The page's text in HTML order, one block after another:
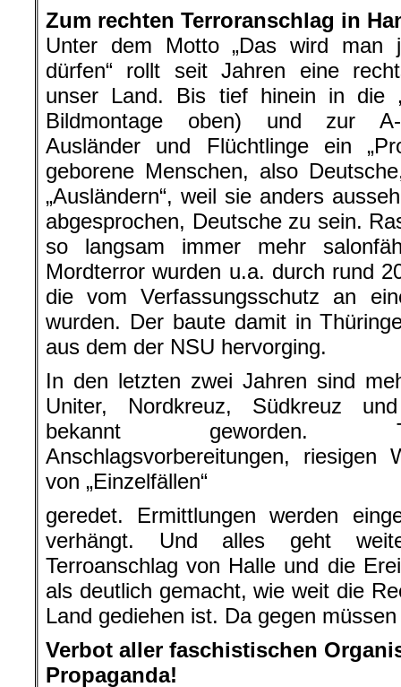
Zum rechten Terroranschlag in
Unter dem Motto „Das wird man
dürfen“ rollt seit Jahren eine
unser Land. Bis tief hinein in die
Bildmontage oben) und zur A-
Ausländer und Flüchtlinge ein
geborene Menschen, also
„Ausländern“, weil sie anders
abgesprochen, Deutsche zu sein.
so langsam immer mehr
Mordterror wurden u.a. durch rund
die vom Verfassungsschutz an
wurden. Der baute damit in
aus dem der NSU hervorging.
In den letzten zwei Jahren sind
Uniter, Nordkreuz, Südkreuz
bekannt geworden.
Anschlagsvorbereitungen, riesigen
von „Einzelfällen“
geredet. Ermittlungen werden
verhängt. Und alles geht
Terroanschlag von Halle und die
als deutlich gemacht, wie weit die
Land gediehen ist. Da gegen
Verbot aller faschistischen
Propaganda!